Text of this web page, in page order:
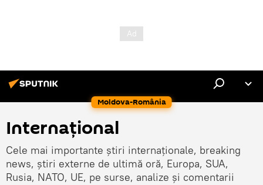
Moldova-România
Internaţional
Cele mai importante știri internaționale, breaking
news, știri externe de ultimă oră, Europa, SUA,
Rusia, NATO, UE, pe surse, analize și comentarii